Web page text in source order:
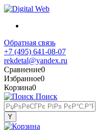
Обратная связь
+7 (495) 641-08-07
rekdetal@yandex.ru
Сравнение0
Избранное0
Корзина0
Поиск